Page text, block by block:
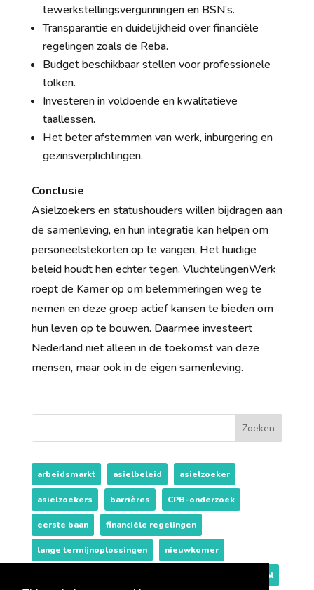
tewerkstellingsvergunningen en BSN’s.
Transparantie en duidelijkheid over financiële
regelingen zoals de Reba.
Budget beschikbaar stellen voor professionele
tolken.
Investeren in voldoende en kwalitatieve
taallessen.
Het beter afstemmen van werk, inburgering en
gezinsverplichtingen.
Conclusie
Asielzoekers en statushouders willen bijdragen aan
de samenleving, en hun integratie kan helpen om
personeelstekorten op te vangen. Het huidige
beleid houdt hen echter tegen. VluchtelingenWerk
roept de Kamer op om belemmeringen weg te
nemen en deze groep actief kansen te bieden om
hun leven op te bouwen. Daarmee investeert
Nederland niet alleen in de toekomst van deze
mensen, maar ook in de eigen samenleving.
Zoeken
arbeidsmarkt asielbeleid asielzoeker
asielzoekers barrières CPB-onderzoek
eerste baan financiële regelingen
lange termijnoplossingen nieuwkomer
succesverhaal